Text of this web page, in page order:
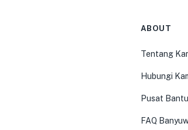
ABOUT
Tentang
Hubungi
Pusat
FAQ